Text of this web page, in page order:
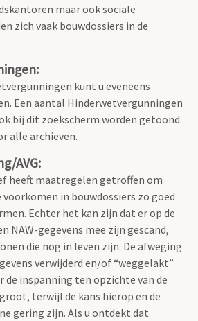
maar ook sociale
zich vaak bouwdossiers in de
kunt u eveneens
Een aantal Hinderwetvergunningen
bij dit zoekscherm worden getoond.
alle archieven.
AVG:
heeft maatregelen getroffen om
voorkomen in bouwdossiers zo goed
Echter het kan zijn dat er op de
NAW-gegevens mee zijn gescand,
die nog in leven zijn. De afweging
verwijderd en/of “weggelakt”
de inspanning ten opzichte van de
terwijl de kans hierop en de
gering zijn. Als u ontdekt dat